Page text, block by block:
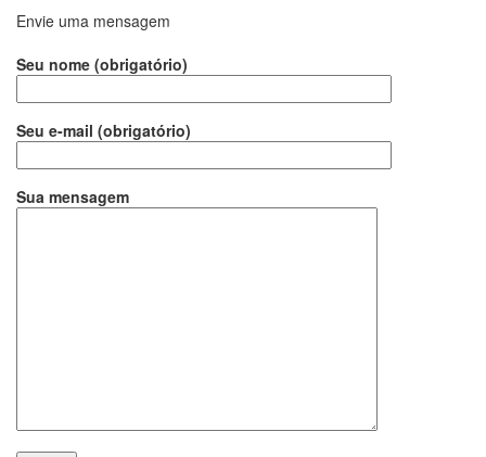
Envie uma mensagem
Seu nome (obrigatório)
Seu e-mail (obrigatório)
Sua mensagem